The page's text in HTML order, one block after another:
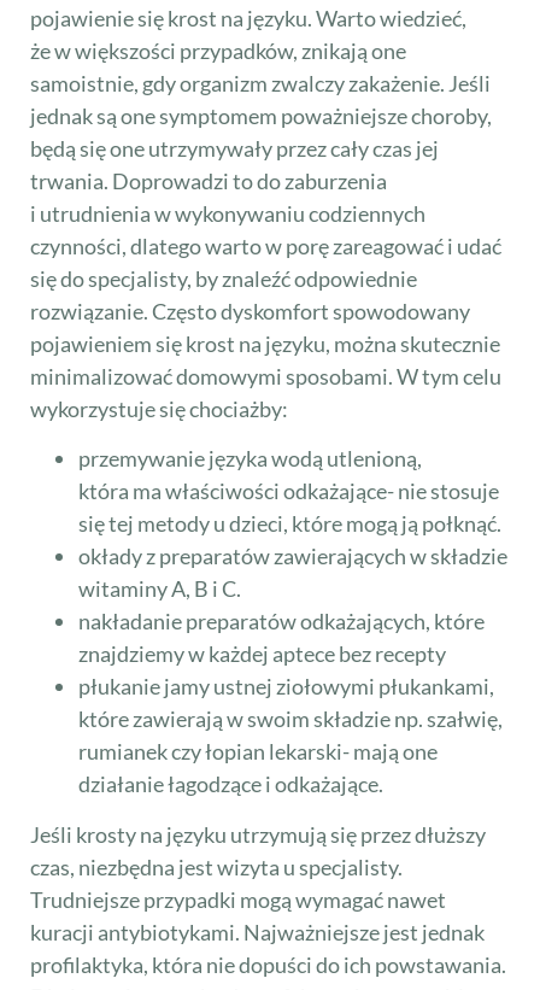
pojawienie się krost na języku. Warto wiedzieć,
że w większości przypadków, znikają one
samoistnie, gdy organizm zwalczy zakażenie. Jeśli
jednak są one symptomem poważniejsze choroby,
będą się one utrzymywały przez cały czas jej
trwania. Doprowadzi to do zaburzenia
i utrudnienia w wykonywaniu codziennych
czynności, dlatego warto w porę zareagować i udać
się do specjalisty, by znaleźć odpowiednie
rozwiązanie. Często dyskomfort spowodowany
pojawieniem się krost na języku, można skutecznie
minimalizować domowymi sposobami. W tym celu
wykorzystuje się chociażby:
przemywanie języka wodą utlenioną,
która ma właściwości odkażające- nie stosuje
się tej metody u dzieci, które mogą ją połknąć.
okłady z preparatów zawierających w składzie
witaminy A, B i C.
nakładanie preparatów odkażających, które
znajdziemy w każdej aptece bez recepty
płukanie jamy ustnej ziołowymi płukankami,
które zawierają w swoim składzie np. szałwię,
rumianek czy łopian lekarski- mają one
działanie łagodzące i odkażające.
Jeśli krosty na języku utrzymują się przez dłuższy
czas, niezbędna jest wizyta u specjalisty.
Trudniejsze przypadki mogą wymagać nawet
kuracji antybiotykami. Najważniejsze jest jednak
profilaktyka, która nie dopuści do ich powstawania.